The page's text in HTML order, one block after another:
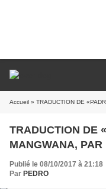
Accueil » TRADUCTION DE
TRADUCTION DE
MANGWANA, PAR
Publié le 08/10/2017 à 21:18
Par PEDRO